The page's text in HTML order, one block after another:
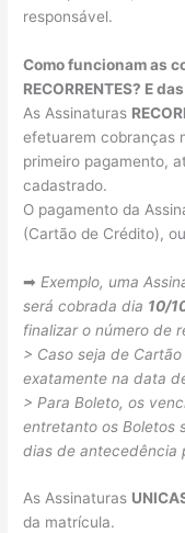
responsável.
Como funcionam as
RECORRENTES? E
As Assinaturas
efetuarem cobranças
primeiro pagamento,
cadastrado.
O pagamento da
(Cartão de Crédito),
➡ Exemplo, uma
será cobrada dia 10/
finalizar o número de
> Caso seja de
exatamente na data
> Para Boleto, os
entretanto os Boletos
dias de antecedência
As Assinaturas
da matrícula.